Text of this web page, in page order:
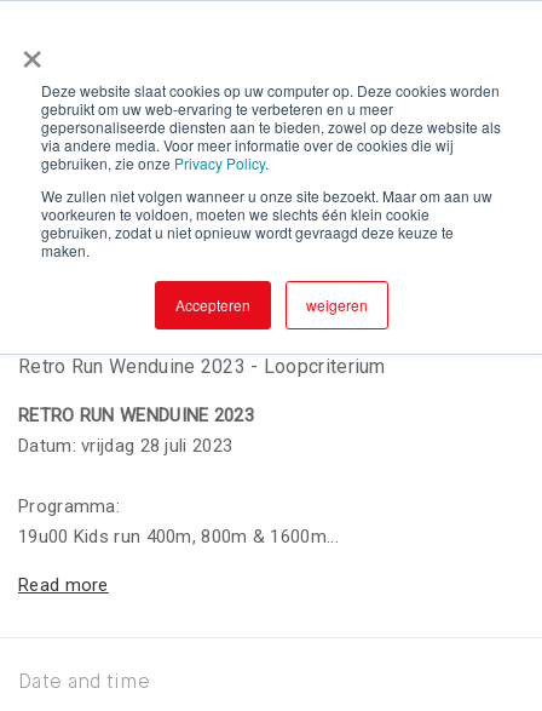
×
Deze website slaat cookies op uw computer op. Deze cookies worden
gebruikt om uw web-ervaring te verbeteren en u meer
gepersonaliseerde diensten aan te bieden, zowel op deze website als
via andere media. Voor meer informatie over de cookies die wij
gebruiken, zie onze Privacy Policy.
We zullen niet volgen wanneer u onze site bezoekt. Maar om aan uw
voorkeuren te voldoen, moeten we slechts één klein cookie
gebruiken, zodat u niet opnieuw wordt gevraagd deze keuze te
maken.
Accepteren weigeren
Retro Run Wenduine 2023 - Loopcriterium
28
Retro Run Wenduine 2023 -
By : Sportdienst De Haan
Retro Run Wenduine 2023 - Loopcriterium
RETRO RUN WENDUINE 2023
Datum: vrijdag 28 juli 2023
Programma:
19u00 Kids run 400m, 800m & 1600m...
Read more
Date and time